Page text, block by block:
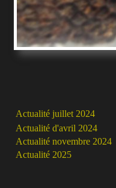
Actualité juillet 2024
Actualité d'avril 2024
Actualité novembre 2024
Actualité 2025